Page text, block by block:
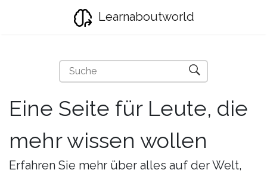
Learnaboutworld
Eine Seite für Leute, die
mehr wissen wollen
Erfahren Sie mehr über alles auf der Welt,